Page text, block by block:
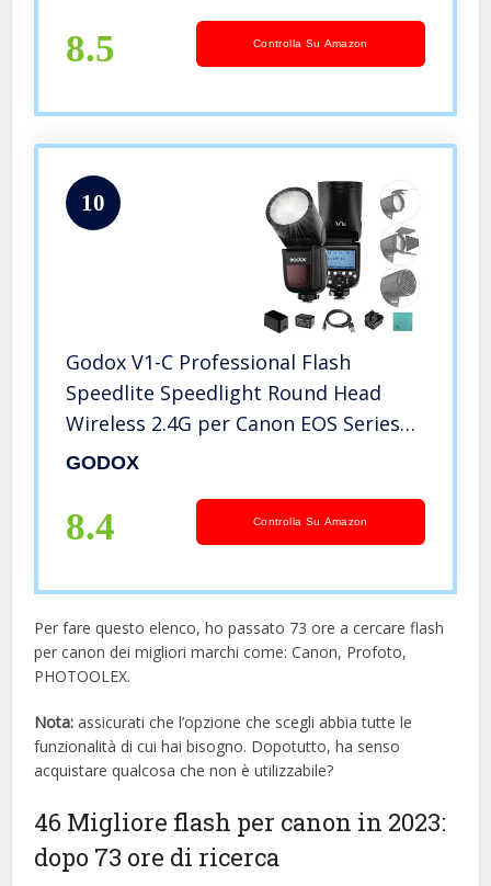
8.5 Controlla Su Amazon
10
Godox V1-C Professional Flash
Speedlite Speedlight Round Head
Wireless 2.4G per Canon EOS Series
1500D 3000D 5D Mark lll 5D Mark ll
Photography
GODOX
8.4 Controlla Su Amazon
Per fare questo elenco, ho passato 73 ore a cercare flash
per canon dei migliori marchi come: Canon, Profoto,
PHOTOOLEX.
Nota: assicurati che l’opzione che scegli abbia tutte le
funzionalità di cui hai bisogno. Dopotutto, ha senso
acquistare qualcosa che non è utilizzabile?
46 Migliore flash per canon in 2023:
dopo 73 ore di ricerca